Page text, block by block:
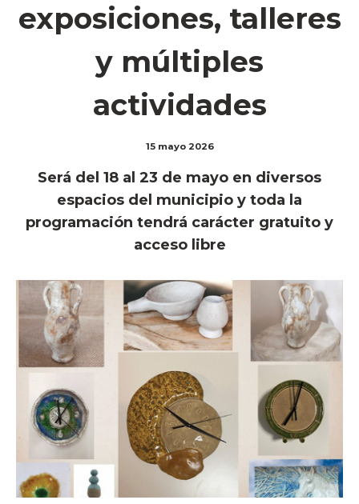
exposiciones, talleres
y múltiples
actividades
15 mayo 2026
Será del 18 al 23 de mayo en diversos
espacios del municipio y toda la
programación tendrá carácter gratuito y
acceso libre